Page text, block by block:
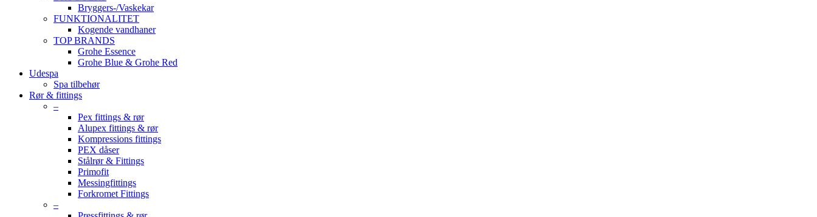
Bryggers-/Vaskekar
FUNKTIONALITET
Kogende vandhaner
TOP BRANDS
Grohe Essence
Grohe Blue & Grohe Red
Udespa
Spa tilbehør
Rør & fittings
–
Pex fittings & rør
Alupex fittings & rør
Kompressions fittings
PEX dåser
Stålrør & Fittings
Primofit
Messingfittings
Forkromet Fittings
–